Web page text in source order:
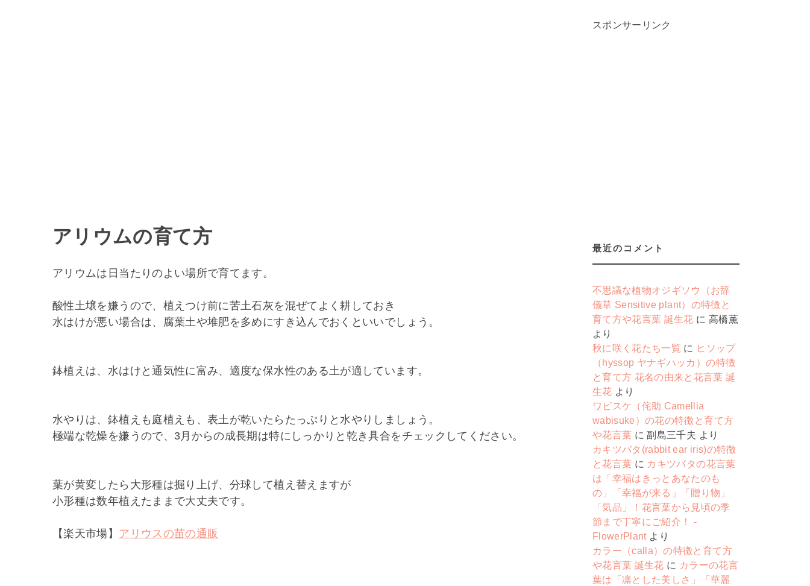
アリウムの育て方
アリウムは日当たりのよい場所で育てます。
酸性土壌を嫌うので、植えつけ前に苦土石灰を混ぜてよく耕しておき
水はけが悪い場合は、腐葉土や堆肥を多めにすき込んでおくといいでしょう。
鉢植えは、水はけと通気性に富み、適度な保水性のある土が適しています。
水やりは、鉢植えも庭植えも、表土が乾いたらたっぷりと水やりしましょう。
極端な乾燥を嫌うので、3月からの成長期は特にしっかりと乾き具合をチェックしてください。
葉が黄変したら大形種は掘り上げ、分球して植え替えますが
小形種は数年植えたままで大丈夫です。
【楽天市場】 アリウスの苗の通販
スポンサーリンク
最近のコメント
不思議な植物オジギソウ（お辞
儀草 Sensitive plant）の特徴と
育て方や花言葉 誕生花 に 高橋薫
より
秋に咲く花たち一覧 に ヒソップ
（hyssop ヤナギハッカ）の特徴
と育て方 花名の由来と花言葉 誕
生花 より
ワビスケ（侘助 Camellia
wabisuke）の花の特徴と育て方
や花言葉 に副島三千夫 より
カキツバタ(rabbit ear iris)の特徴
と花言葉 に カキツバタの花言葉
は「幸福はきっとあなたのも
の」「幸福が来る」「贈り物」
「気品」！花言葉から見頃の季
節まで丁寧にご紹介！ -
FlowerPlantより
カラー（calla）の特徴と育て方
や花言葉 誕生花 に カラーの花言
葉は「凛とした美しさ」「華麗